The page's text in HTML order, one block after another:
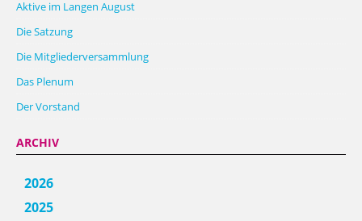
Aktive im Langen August
Die Satzung
Die Mitgliederversammlung
Das Plenum
Der Vorstand
ARCHIV
2026
2025